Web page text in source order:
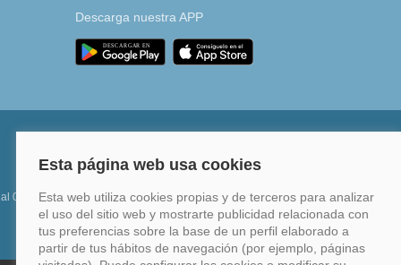
Descarga nuestra APP
0%
Financia hasta en 12 meses o en 4 pagos sin
intereses